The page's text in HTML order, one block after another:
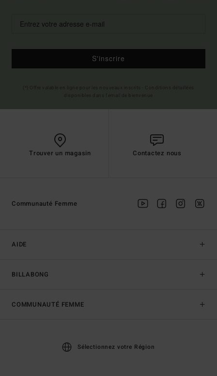
S'inscrire
Trouver un magasin Contactez nous
AIDE
BILLABONG
Communauté Femme
COMMUNAUTÉ FEMME
Sélectionnez votre Région